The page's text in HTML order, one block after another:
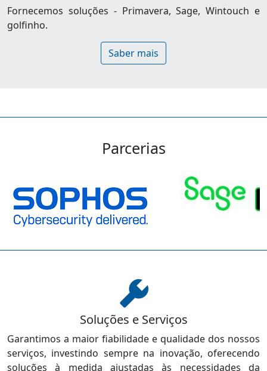
Fornecemos soluções - Primavera, Sage, Wintouch e
golfinho.
Saber mais
Parcerias
Soluções e Serviços
Garantimos a maior fiabilidade e qualidade dos nossos
serviços, investindo sempre na inovação, oferecendo
soluções à medida ajustadas às necessidades da